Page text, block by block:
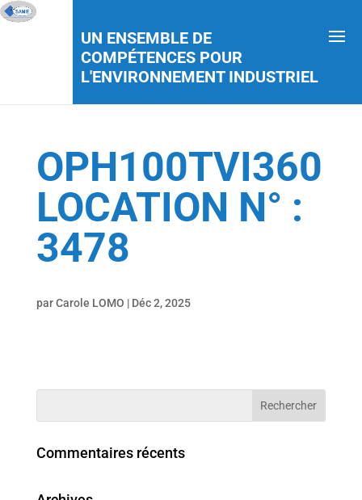
UN ENSEMBLE DE
COMPÉTENCES POUR
L'ENVIRONNEMENT INDUSTRIEL
OPH100TVI360
LOCATION N° :
3478
parCarole LOMO | Déc 2, 2025
Commentaires récents